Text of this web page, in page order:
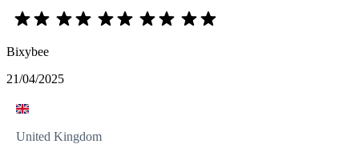
Bixybee
21/04/2025
United Kingdom